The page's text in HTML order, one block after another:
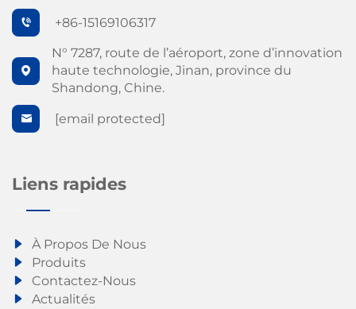
+86-15169106317
N° 7287, route de l’aéroport, zone d’innovation
haute technologie, Jinan, province du
Shandong, Chine.
[email protected]
Liens rapides
À Propos De Nous
Produits
Contactez-Nous
Actualités